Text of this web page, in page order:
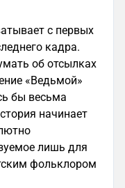
с первых
кадра.
об отсылках
«Ведьмой»
бы весьма
начинает
лишь для
фольклором